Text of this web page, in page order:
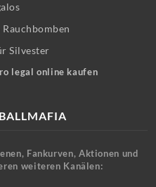
Silvester
legal online kaufen
Fankurven, Aktionen und
weiteren Kanälen: